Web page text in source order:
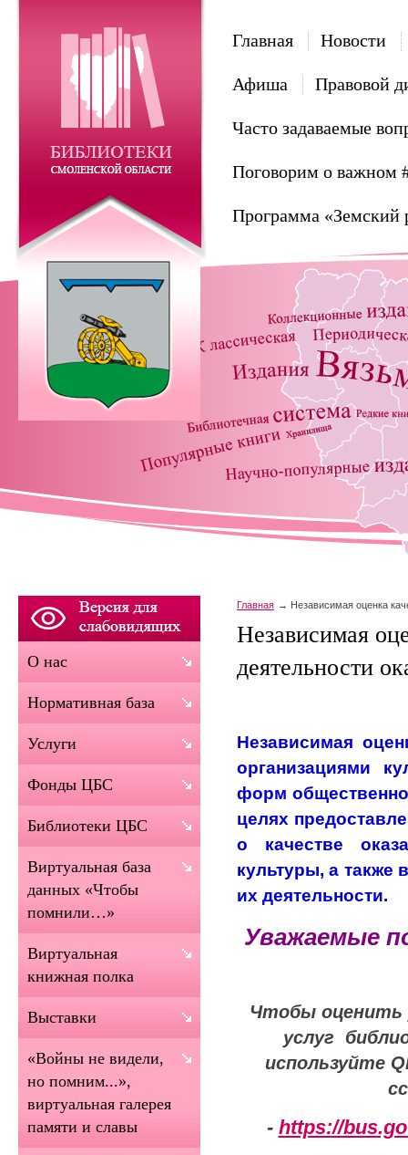
Главная Новости
Афиша Правовой
Часто задаваемые
Поговорим о важном
Программа «Земский
Главная Независимая оценка
Независимая
деятельности
Независимая
организациями
форм
целях
о качестве
культуры, а также
их деятельности.
Уважаемые
Чтобы оценить
услуг
используйте
- https://
О нас
Нормативная база
Услуги
Фонды ЦБС
Библиотеки ЦБС
Виртуальная база
данных «Чтобы
помнили…»
Виртуальная
книжная полка
Выставки
«Войны не видели,
но помним...»,
виртуальная галерея
памяти и славы